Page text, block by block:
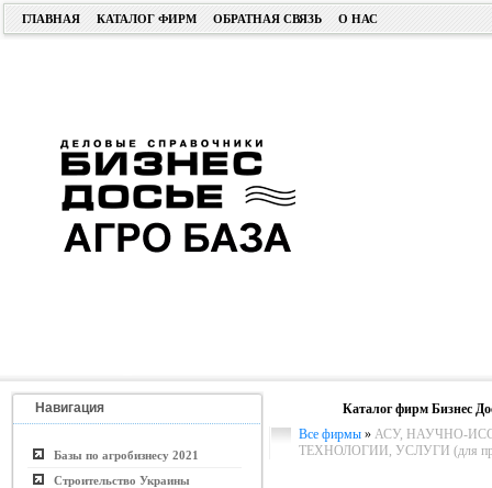
ГЛАВНАЯ КАТАЛОГ ФИРМ ОБРАТНАЯ СВЯЗЬ О НАС
Навигация
Базы по агробизнесу 2021
Строительство Украины
Каталог фирм Бизнес
Все фирмы » АСУ, НАУЧНО-
ТЕХНОЛОГИИ, УСЛУГИ (для